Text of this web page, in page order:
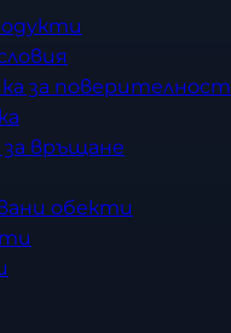
за поверителност
за връщане
обекти